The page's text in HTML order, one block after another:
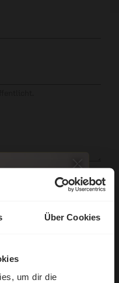
Über Cookies
um dir die
teilen.
dass meine Angaben
Zweck der
Angebots